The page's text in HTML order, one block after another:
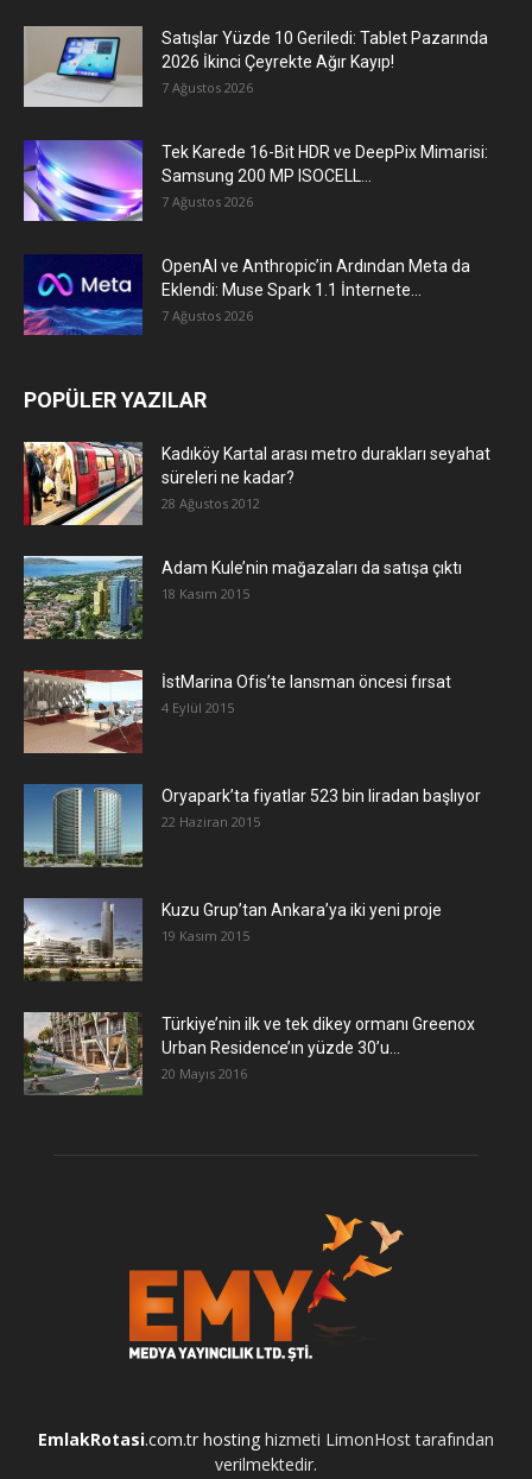
Satışlar Yüzde 10 Geriledi: Tablet Pazarında
2026 İkinci Çeyrekte Ağır Kayıp!
7 Ağustos 2026
Tek Karede 16-Bit HDR ve DeepPix Mimarisi:
Samsung 200 MP ISOCELL...
7 Ağustos 2026
OpenAI ve Anthropic’in Ardından Meta da
Eklendi: Muse Spark 1.1 İnternete...
7 Ağustos 2026
POPÜLER YAZILAR
Kadıköy Kartal arası metro durakları seyahat
süreleri ne kadar?
28 Ağustos 2012
Adam Kule’nin mağazaları da satışa çıktı
18 Kasım 2015
İstMarina Ofis’te lansman öncesi fırsat
4 Eylül 2015
Oryapark’ta fiyatlar 523 bin liradan başlıyor
22 Haziran 2015
​Kuzu Grup’tan Ankara’ya iki yeni proje
19 Kasım 2015
Türkiye’nin ilk ve tek dikey ormanı Greenox
Urban Residence’ın yüzde 30’u...
20 Mayıs 2016
EmlakRotasi.com.tr hosting hizmeti LimonHost tarafından
verilmektedir.